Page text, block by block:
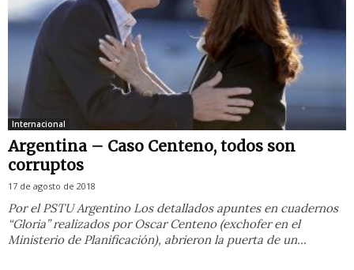
Internacional
Argentina – Caso Centeno, todos son
corruptos
17 de agosto de 2018
Por el PSTU Argentino Los detallados apuntes en cuadernos
“Gloria” realizados por Oscar Centeno (exchofer en el
Ministerio de Planificación), abrieron la puerta de un...